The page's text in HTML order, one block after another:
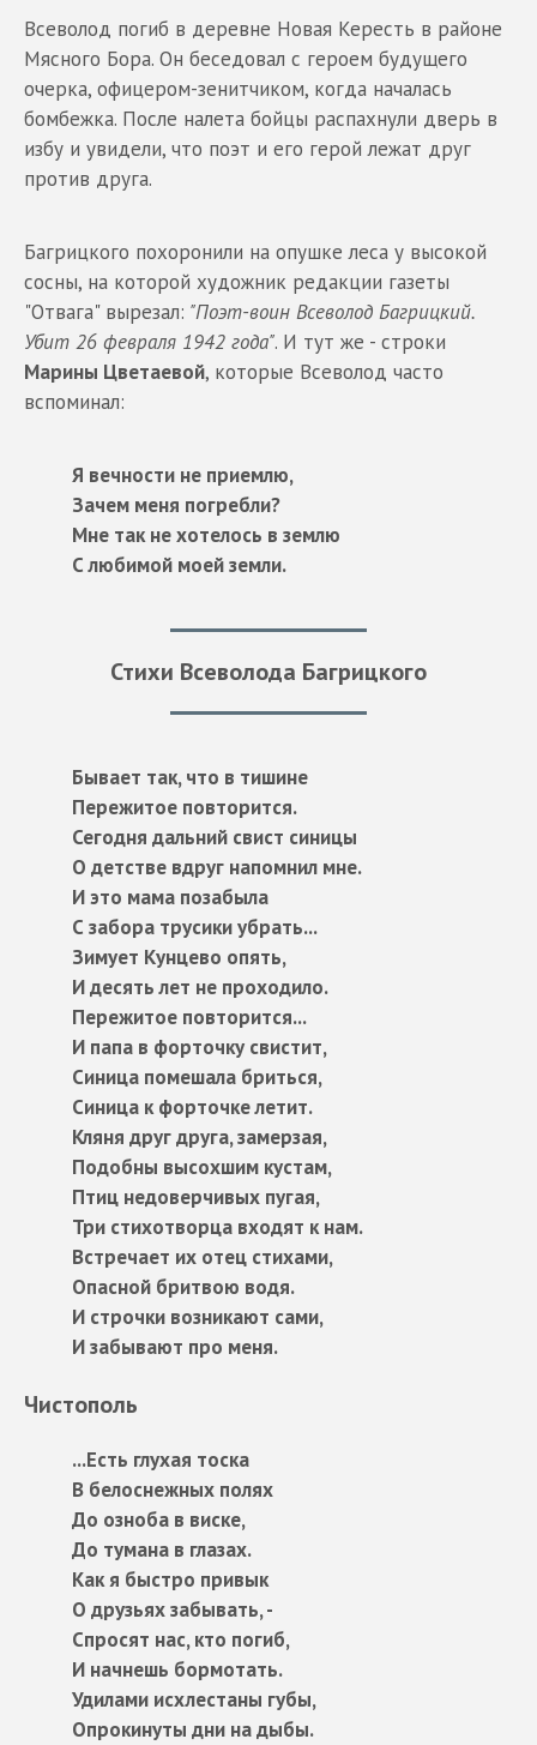
Всеволод погиб в деревне Новая Кересть в районе
Мясного Бора. Он беседовал с героем будущего
очерка, офицером-зенитчиком, когда началась
бомбежка. После налета бойцы распахнули дверь в
избу и увидели, что поэт и его герой лежат друг
против друга.
Багрицкого похоронили на опушке леса у высокой
сосны, на которой художник редакции газеты
"Отвага" вырезал: "Поэт-воин Всеволод Багрицкий.
Убит 26 февраля 1942 года". И тут же - строки
Марины Цветаевой, которые Всеволод часто
вспоминал:
Я вечности не приемлю,
Зачем меня погребли?
Мне так не хотелось в землю
С любимой моей земли.
Стихи Всеволода Багрицкого
Бывает так, что в тишине
Пережитое повторится.
Сегодня дальний свист синицы
О детстве вдруг напомнил мне.
И это мама позабыла
С забора трусики убрать...
Зимует Кунцево опять,
И десять лет не проходило.
Пережитое повторится...
И папа в форточку свистит,
Синица помешала бриться,
Синица к форточке летит.
Кляня друг друга, замерзая,
Подобны высохшим кустам,
Птиц недоверчивых пугая,
Три стихотворца входят к нам.
Встречает их отец стихами,
Опасной бритвою водя.
И строчки возникают сами,
И забывают про меня.
Чистополь
...Есть глухая тоска
В белоснежных полях
До озноба в виске,
До тумана в глазах.
Как я быстро привык
О друзьях забывать, -
Спросят нас, кто погиб,
И начнешь бормотать.
Удилами исхлестаны губы,
Опрокинуты дни на дыбы.